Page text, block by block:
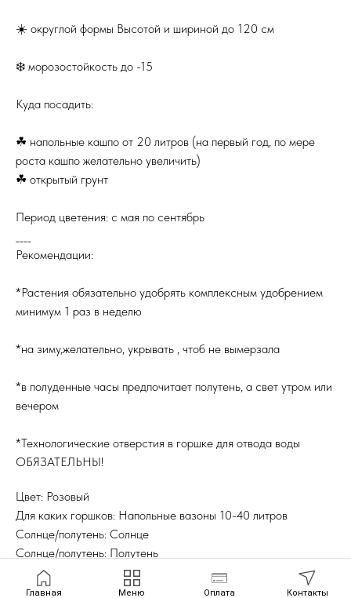
☀️ округлой формы Высотой и шириной до 120 см
❄️ морозостойкость до -15
Куда посадить:
☘ напольные кашпо от 20 литров (на первый год, по мере
роста кашпо желательно увеличить)
☘ открытый грунт
Период цветения: с мая по сентябрь
Рекомендации:
*Растения обязательно удобрять комплексным удобрением
минимум 1 раз в неделю
*на зиму,желательно, укрывать , чтоб не вымерзала
*в полуденные часы предпочитает полутень, а свет утром или
вечером
*Технологические отверстия в горшке для отвода воды
ОБЯЗАТЕЛЬНЫ!
Цвет: Розовый
Для каких горшков: Напольные вазоны 10-40 литров
Солнце/полутень: Солнце
Солнце/полутень: Полутень
Главная Меню Оплата Контакты